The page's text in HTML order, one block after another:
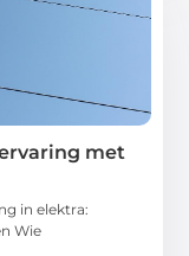
met
in elektra:
Wie